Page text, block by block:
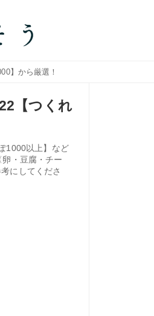
】から厳選！
【つくれ
1000以上】など
・豆腐・チー
にしてくださ